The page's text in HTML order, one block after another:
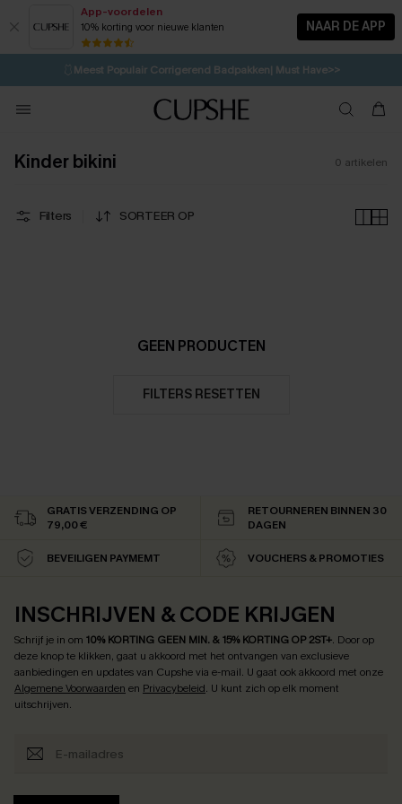
App-voordelen
10% korting voor nieuwe klanten NAAR DE APP
⚡️LAATSTE KANS | Tot 50% korting>>
🩱Meest Populair Corrigerend Badpakken| Must Have>>
💌Abonneer je & ontvang tot 15% korting>>
Koop 3, krijg 15% korting | CODE: SW15
Kinder bikini 0 artikelen
Filters SORTEER OP
GEEN PRODUCTEN
FILTERS RESETTEN
GRATIS VERZENDING OP
79,00 €
RETOURNEREN BINNEN 30
DAGEN
BEVEILIGEN PAYMEMT VOUCHERS & PROMOTIES
INSCHRIJVEN & CODE KRIJGEN
Schrijf je in om 10% KORTING GEEN MIN. & 15% KORTING OP 2ST+. Door op
deze knop te klikken, gaat u akkoord met het ontvangen van exclusieve
aanbiedingen en updates van Cupshe via e-mail. U gaat ook akkoord met onze
Algemene Voorwaarden en Privacybeleid. U kunt zich op elk moment
uitschrijven.